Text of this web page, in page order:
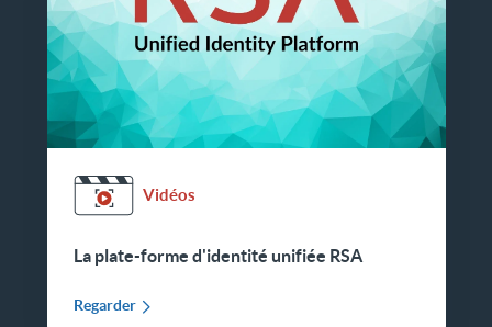
Vidéos
La plate-forme d'identité unifiée RSA
Regarder